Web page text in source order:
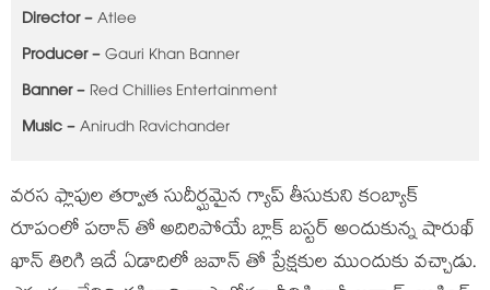
Director -Atlee
Producer -Gauri Khan Banner
Banner -Red Chillies Entertainment
Music -Anirudh Ravichander
వరస ఫ్లాపుల తర్వాత సుదీర్ఘమైన గ్యాప్ తీసుకుని కంబ్యాక్
రూపంలో పఠాన్ తో అదిరిపోయే బ్లాక్ బస్టర్ అందుకున్న షారుఖ్
ఖాన్ తిరిగి ఇదే ఏడాదిలో జవాన్ తో ప్రేక్షకుల ముందుకు వచ్చాడు.